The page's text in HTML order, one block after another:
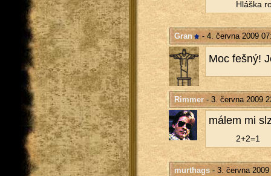
Hláš­ka
Gran - 4. června 2009
Moc fešný!
Rimmer- 3. června 2009
málem mi
2+2=1
murthags- 3. června 2009